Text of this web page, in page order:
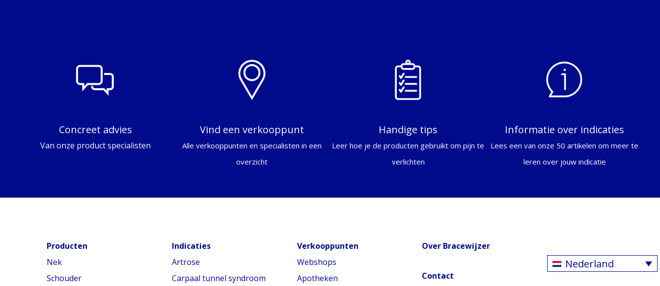
Concreet advies
Van onze product specialisten
Vind een verkooppunt
Alle verkooppunten en specialisten in een
overzicht
Handige tips
Leer hoe je de producten gebruikt om pijn te
verlichten
Informatie over indicaties
Lees een van onze 50 artikelen om meer te
leren over jouw indicatie
Producten
Nek
Schouder
Indicaties
Artrose
Carpaal tunnel syndroom
Verkooppunten
Webshops
Apotheken
Over Bracewijzer
Contact
Nederland